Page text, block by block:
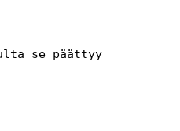
se päättyy